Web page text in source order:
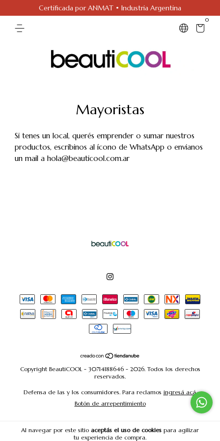
Certificada por ANMAT • Industria Argentina
0
Al navegar por este sitio aceptás el uso de cookies para agilizar
tu experiencia de compra.
Mayoristas
Si tenes un local, querés emprender o sumar nuestros
productos, escribinos al ícono de WhatsApp o envianos
un mail a hola@beauticool.com.ar
Copyright BeautiCOOL - 30714188646 - 2026. Todos los derechos
reservados.
Defensa de las y los consumidores. Para reclamos ingresá acá.
Botón de arrepentimiento